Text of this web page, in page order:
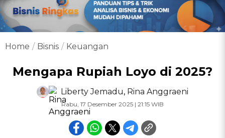
Home Bisnis Keuangan
Mengapa Rupiah Loyo di 2025?
Liberty Jemadu, Rina Anggraeni
Rabu, 17 Desember 2025 | 21:15 WIB